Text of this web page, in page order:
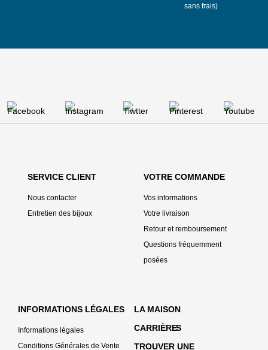
sans frais)
SERVICE CLIENT
Nous contacter
Entretien des bijoux
VOTRE COMMANDE
Vos informations
Votre livraison
Retour et remboursement
Questions fréquemment
posées
INFORMATIONS LÉGALES
Informations légales
Conditions Générales de Vente
LA MAISON
CARRIÈRES
TROUVER UNE